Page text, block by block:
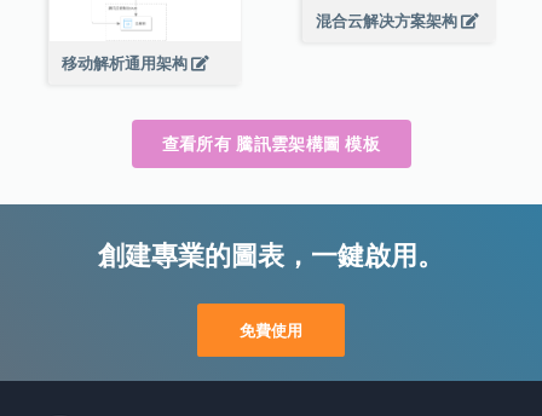
混合云解决方案架构
移动解析通用架构
查看所有 騰訊雲架構圖 模板
創建專業的圖表，一鍵啟用。
免費使用